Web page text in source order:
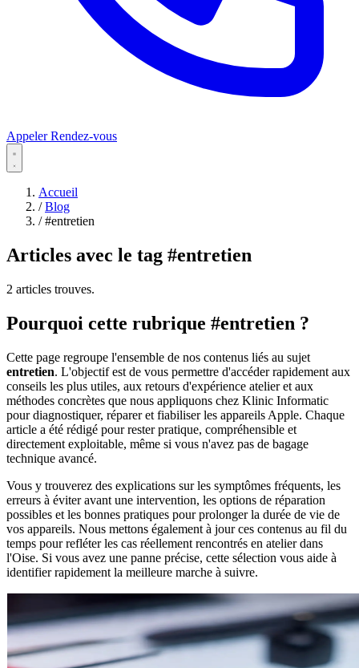
AppelerRendez-vous
AppelerPrendre rendez-vous
Accueil
/ Blog
/ #entretien
Articles avec le tag #entretien
2 articles trouves.
Pourquoi cette rubrique #entretien ?
Cette page regroupe l'ensemble de nos contenus liés au sujet
entretien. L'objectif est de vous permettre d'accéder rapidement aux
conseils les plus utiles, aux retours d'expérience atelier et aux
méthodes concrètes que nous appliquons chez Klinic Informatic
pour diagnostiquer, réparer et fiabiliser les appareils Apple. Chaque
article a été rédigé pour rester pratique, compréhensible et
directement exploitable, même si vous n'avez pas de bagage
technique avancé.
Vous y trouverez des explications sur les symptômes fréquents, les
erreurs à éviter avant une intervention, les options de réparation
possibles et les bonnes pratiques pour prolonger la durée de vie de
vos appareils. Nous mettons également à jour ces contenus au fil du
temps pour refléter les cas réellement rencontrés en atelier dans
l'Oise. Si vous avez une panne précise, cette sélection vous aide à
identifier rapidement la meilleure marche à suivre.